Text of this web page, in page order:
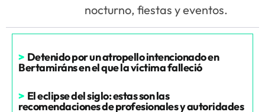
nocturno, fiestas y eventos.
> Detenido por un atropello intencionado en
Bertamiráns en el que la víctima falleció
> El eclipse del siglo: estas son las
recomendaciones de profesionales y autoridades